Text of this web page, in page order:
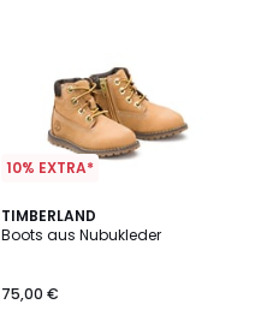
10% EXTRA*
TIMBERLAND
Boots aus Nubukleder
75,00 €
4,8
/ 5